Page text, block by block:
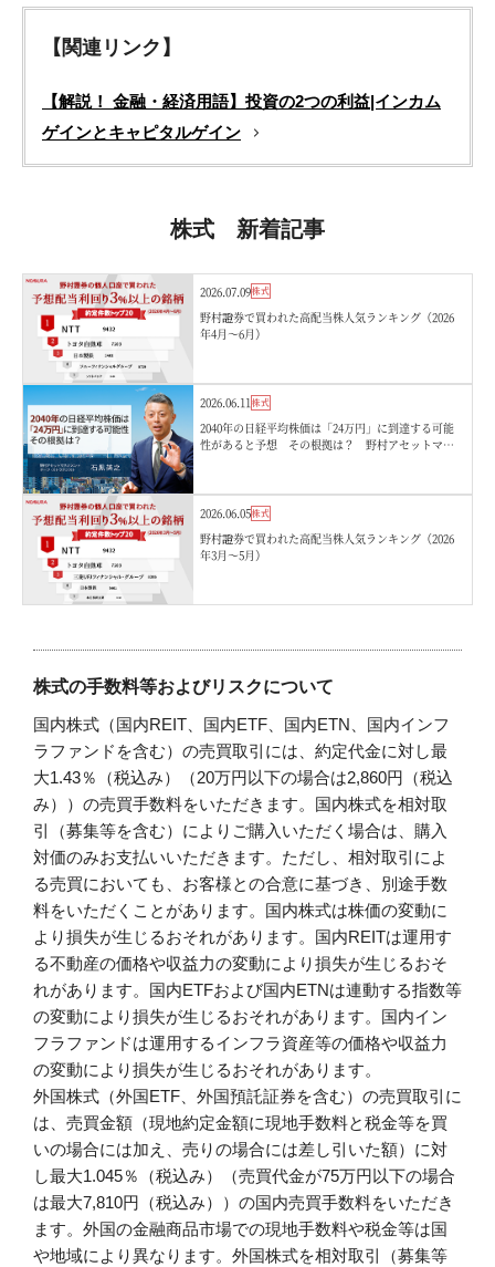
【関連リンク】
【解説！ 金融・経済用語】投資の2つの利益|インカム
ゲインとキャピタルゲイン
株式 新着記事
2026.07.09株式
野村證券で買われた高配当株人気ランキング（2026
年4月〜6月）
2026.06.11株式
2040年の日経平均株価は「24万円」に到達する可能
性があると予想 その根拠は？ 野村アセットマネ
2026.06.05株式
野村證券で買われた高配当株人気ランキング（2026
年3月〜5月）
株式の手数料等およびリスクについて
国内株式（国内REIT、国内ETF、国内ETN、国内インフ
ラファンドを含む）の売買取引には、約定代金に対し最
大1.43％（税込み）（20万円以下の場合は2,860円（税込
み））の売買手数料をいただきます。国内株式を相対取
引（募集等を含む）によりご購入いただく場合は、購入
対価のみお支払いいただきます。ただし、相対取引によ
る売買においても、お客様との合意に基づき、別途手数
料をいただくことがあります。国内株式は株価の変動に
より損失が生じるおそれがあります。国内REITは運用す
る不動産の価格や収益力の変動により損失が生じるおそ
れがあります。国内ETFおよび国内ETNは連動する指数等
の変動により損失が生じるおそれがあります。国内イン
フラファンドは運用するインフラ資産等の価格や収益力
の変動により損失が生じるおそれがあります。
外国株式（外国ETF、外国預託証券を含む）の売買取引に
は、売買金額（現地約定金額に現地手数料と税金等を買
いの場合には加え、売りの場合には差し引いた額）に対
し最大1.045％（税込み）（売買代金が75万円以下の場合
は最大7,810円（税込み））の国内売買手数料をいただき
ます。外国の金融商品市場での現地手数料や税金等は国
や地域により異なります。外国株式を相対取引（募集等